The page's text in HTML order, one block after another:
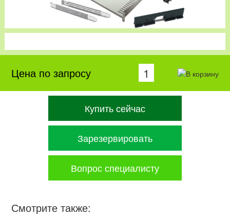
Цена по запросу
Купить сейчас
Зарезервировать
Вопрос специалисту
Смотрите также: